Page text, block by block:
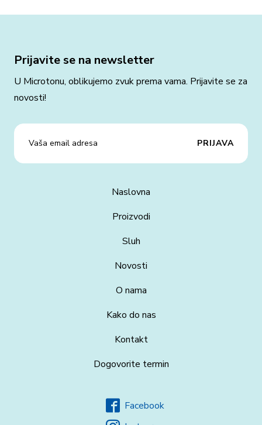
Prijavite se na newsletter
U Microtonu, oblikujemo zvuk prema vama. Prijavite se za
novosti!
Naslovna
Proizvodi
Sluh
Novosti
O nama
Kako do nas
Kontakt
Dogovorite termin
Facebook